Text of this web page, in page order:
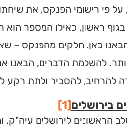
פי רישומי הפנקס, את
הבאנו כאן. חלקים מהפנקס –
להשלמת הדברים, הבאנו
להרחיב, להסביר ולתת רקע
בירושלים[1]
הראשונים לירושלים